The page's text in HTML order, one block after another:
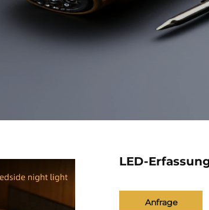
LED-
Anfrage